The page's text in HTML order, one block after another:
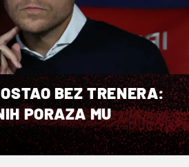
BEZ TRENERA:
PORAZA MU